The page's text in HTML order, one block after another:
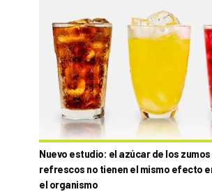
Nuevo estudio: el azúcar de los zumos
refrescos no tienen el mismo efecto
el organismo